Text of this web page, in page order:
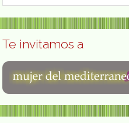
Te invitamos a